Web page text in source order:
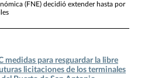
(FNE) decidió extender hasta por
medidas para resguardar la libre
licitaciones de los terminales